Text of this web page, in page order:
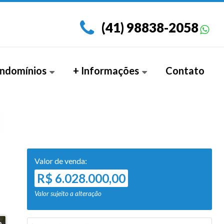
(41) 98838-2058
+ Informações Contato
Valor de venda:
R$ 6.028.000,00
Valor sujeito a alteração